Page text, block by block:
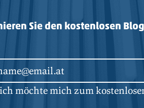
Sie den kostenlosen
ich möchte mich zum